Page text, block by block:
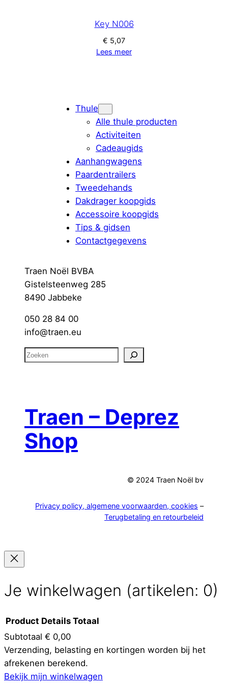
Key N006
€ 5,07
Lees meer
Thule
Alle thule producten
Activiteiten
Cadeaugids
Aanhangwagens
Paardentrailers
Tweedehands
Dakdrager koopgids
Accessoire koopgids
Tips & gidsen
Contactgegevens
Traen Noël BVBA
Gistelsteenweg 285
8490 Jabbeke
050 28 84 00
info@traen.eu
Z
e
Traen – Deprez
Shop
© 2024 Traen Noël bv
Privacy policy, algemene voorwaarden, cookies –
Terugbetaling en retourbeleid
Je winkelwagen (artikelen: 0)
Producten
in
Product Details Totaal
Subtotaal € 0,00
Verzending, belasting en kortingen worden bij het
afrekenen berekend.
Bekijk mijn winkelwagen